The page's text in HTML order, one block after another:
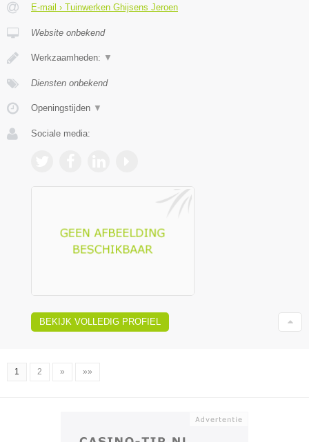
E-mail › Tuinwerken Ghijsens Jeroen
Website onbekend
Werkzaamheden: ▼
Diensten onbekend
Openingstijden ▼
Sociale media:
BEKIJK VOLLEDIG PROFIEL
1 2 » »»